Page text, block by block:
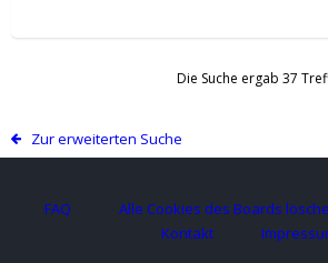
Die Suche ergab 37
Zur erweiterten Suche
FAQ Alle Cookies des Boards
Kontakt